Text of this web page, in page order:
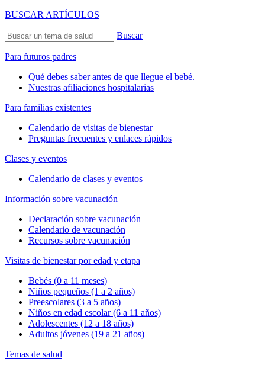
BUSCAR ARTÍCULOS
Buscar
Para futuros padres
Qué debes saber antes de que llegue el bebé.
Nuestras afiliaciones hospitalarias
Para familias existentes
Calendario de visitas de bienestar
Preguntas frecuentes y enlaces rápidos
Clases y eventos
Calendario de clases y eventos
Información sobre vacunación
Declaración sobre vacunación
Calendario de vacunación
Recursos sobre vacunación
Visitas de bienestar por edad y etapa
Bebés (0 a 11 meses)
Niños pequeños (1 a 2 años)
Preescolares (3 a 5 años)
Niños en edad escolar (6 a 11 años)
Adolescentes (12 a 18 años)
Adultos jóvenes (19 a 21 años)
Temas de salud